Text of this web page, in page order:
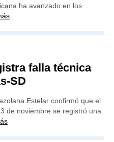
ha avanzado en los
falla técnica
SD
Estelar confirmó que el
de noviembre se registró una